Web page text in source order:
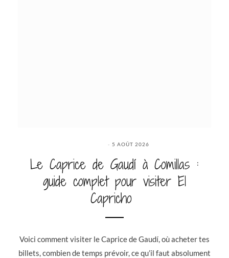
5 AOÛT 2026
Le Caprice de Gaudí à Comillas :
guide complet pour visiter El
Capricho
Voici comment visiter le Caprice de Gaudí, où acheter tes
billets, combien de temps prévoir, ce qu’il faut absolument